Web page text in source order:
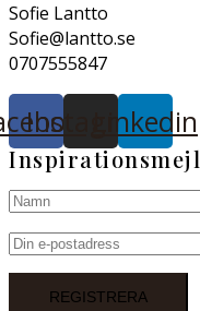
Sofie Lantto
Sofie@lantto.se
0707555847
InstagramLinkedin
Inspirationsmejl